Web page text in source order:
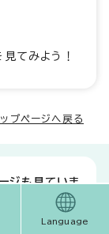
てみよう！
ップページへ戻る
Language
ジも見ていま